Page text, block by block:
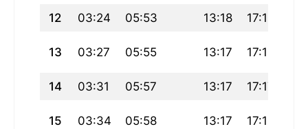
12 03:24 05:53 13:18 17:19
13 03:27 05:55 13:17 17:18
14 03:31 05:57 13:17 17:17
15 03:34 05:58 13:17 17:16